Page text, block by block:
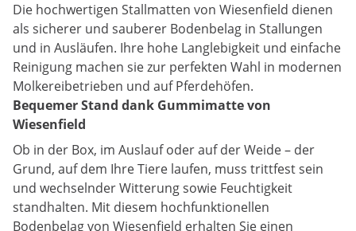
Die hochwertigen Stallmatten von Wiesenfield dienen
als sicherer und sauberer Bodenbelag in Stallungen
und in Ausläufen. Ihre hohe Langlebigkeit und einfache
Reinigung machen sie zur perfekten Wahl in modernen
Molkereibetrieben und auf Pferdehöfen.
Bequemer Stand dank Gummimatte von
Wiesenfield
Ob in der Box, im Auslauf oder auf der Weide – der
Grund, auf dem Ihre Tiere laufen, muss trittfest sein
und wechselnder Witterung sowie Feuchtigkeit
standhalten. Mit diesem hochfunktionellen
Bodenbelag von Wiesenfield erhalten Sie einen